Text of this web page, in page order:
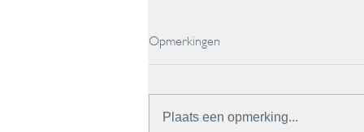
Opmerkingen
Plaats een opmerking...